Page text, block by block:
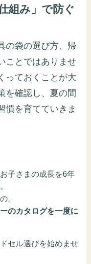
組み」で防ぐ
の袋の選び方、帰
ことではありませ
っておくことが大
を確認し、夏の間
慣を育てていきま
子さまの成長を6年
。
のカタログを一度に
セル選びを始めませ